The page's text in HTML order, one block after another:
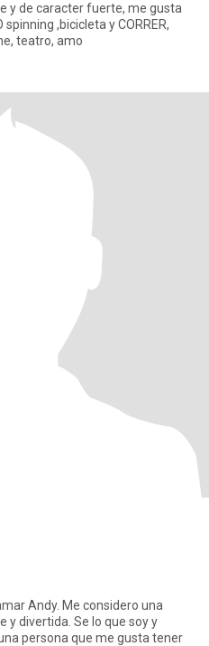
y de caracter fuerte, me gusta
viajar, cocinar , leer, el mar , el cine, teatro, amo
Andy. Me considero una
y divertida. Se lo que soy y
persona que me gusta tener